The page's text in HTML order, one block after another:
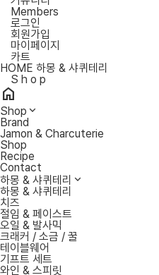
Members
로그인
회원가입
마이페이지
카트
HOME 하몽 & 샤퀴테리
S h o p
home
Shop
Brand
Jamon & Charcuterie
Shop
Recipe
Contact
하몽 & 샤퀴테리
하몽 & 샤퀴테리
치즈
절임 & 페이스트
오일 & 발사믹
크래커 / 소금 / 꿀
테이블웨어
기프트 세트
와인 & 스피릿